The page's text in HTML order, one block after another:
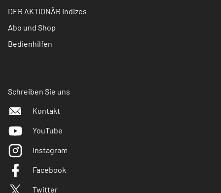
DER AKTIONÄR Indizes
Abo und Shop
Bedienhilfen
Schreiben Sie uns
Kontakt
YouTube
Instagram
Facebook
Twitter